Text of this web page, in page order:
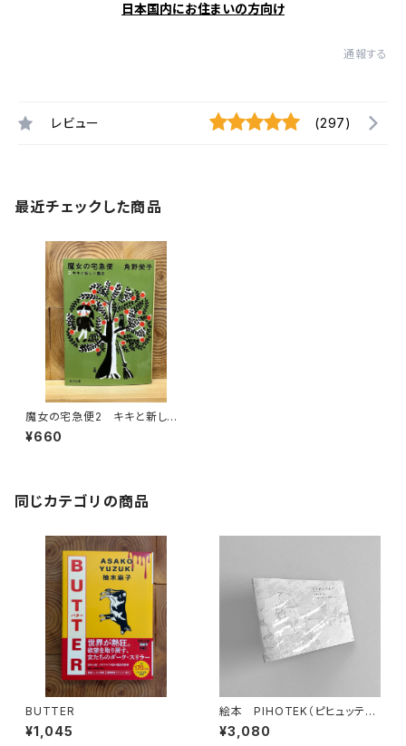
日本国内にお住まいの方向け
通報する
レビュー (297)
最近チェックした商品
魔女の宅急便2 キキと新しい
魔法
¥660
同じカテゴリの商品
BUTTER
¥1,045
絵本 PIHOTEK（ピヒュッティ）
北極を風と歩く
¥3,080